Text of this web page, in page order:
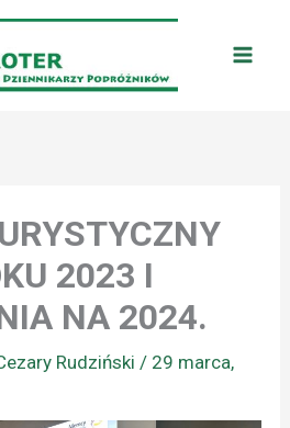
2023 I
NA 2024.
Rudziński/ 29 marca,